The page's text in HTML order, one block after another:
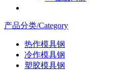
产品分类/Category
热作模具钢
冷作模具钢
塑胶模具钢